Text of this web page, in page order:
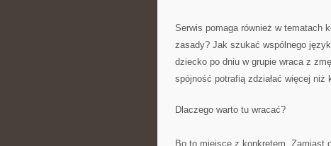
Serwis pomaga również w tematach
zasady? Jak szukać wspólnego
dziecko po dniu w grupie wraca z
spójność potrafią zdziałać więcej niż
Dlaczego warto tu wracać?
Bo to miejsce z konkretem. Zamiast